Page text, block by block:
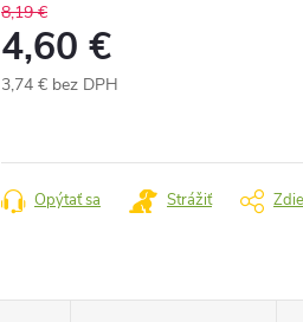
8,19 €
4,60 €
3,74 € bez DPH
Opýtať sa Strážiť